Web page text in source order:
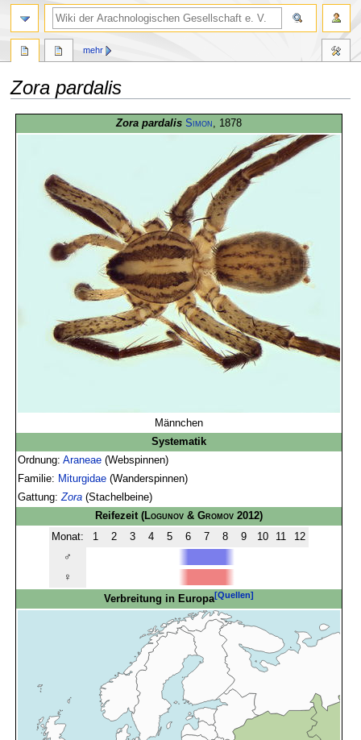
Zora pardalis
Navigation
Suche
Zora pardalis Simon , 1878
Männchen
Systematik
Ordnung:Araneae (Webspinnen)
Familie: Miturgidae (Wanderspinnen)
Gattung:Zora (Stachelbeine)
Reifezeit( Logunov & Gromov 2012)
Monat:
1 2 3 4 5 6 7 8 9 10 11
12
♂
♀
Verbreitung in Europa[Quellen]
mehr